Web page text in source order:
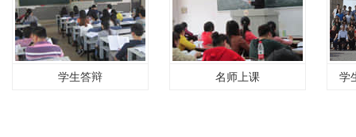
学生答辩 名师上课 学